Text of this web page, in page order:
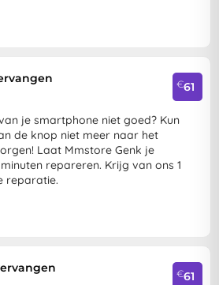
€61
je smartphone niet goed? Kun
de knop niet meer naar het
Laat Mmstore Genk je
repareren. Krijg van ons 1
reparatie.
€61